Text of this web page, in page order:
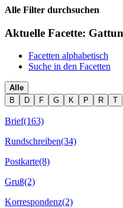
Alle Filter durchsuchen
Aktuelle Facette:
Facetten alphabetisch
Suche in den Facetten
Alle
B
D F G K P R T
Brief(163)
Rundschreiben(34)
Postkarte(8)
Gruß(2)
Korrespondenz(2)